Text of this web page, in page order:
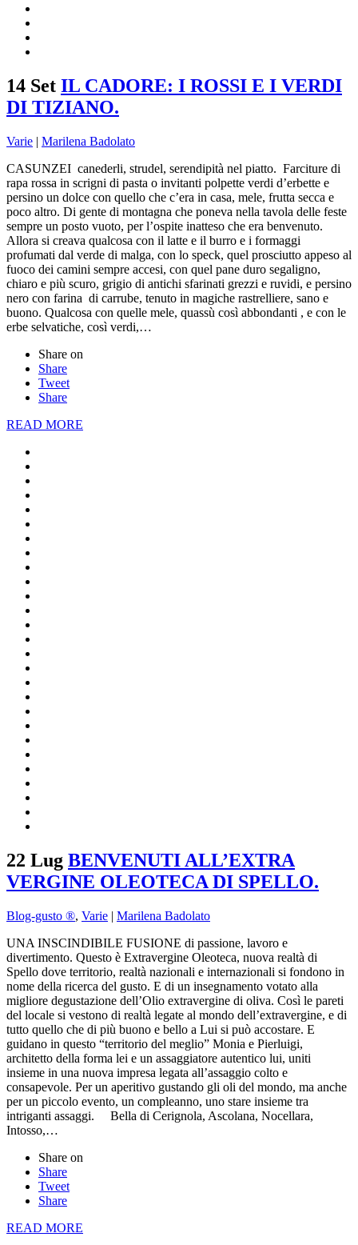
14 Set IL CADORE: I ROSSI E I VERDI
DI TIZIANO.
Varie | Marilena Badolato
CASUNZEI canederli, strudel, serendipità nel piatto. Farciture di
rapa rossa in scrigni di pasta o invitanti polpette verdi d’erbette e
persino un dolce con quello che c’era in casa, mele, frutta secca e
poco altro. Di gente di montagna che poneva nella tavola delle feste
sempre un posto vuoto, per l’ospite inatteso che era benvenuto.
Allora si creava qualcosa con il latte e il burro e i formaggi
profumati dal verde di malga, con lo speck, quel prosciutto appeso al
fuoco dei camini sempre accesi, con quel pane duro segaligno,
chiaro e più scuro, grigio di antichi sfarinati grezzi e ruvidi, e persino
nero con farina di carrube, tenuto in magiche rastrelliere, sano e
buono. Qualcosa con quelle mele, quassù così abbondanti , e con le
erbe selvatiche, così verdi,…
Share on
Share
Tweet
Share
READ MORE
22 Lug BENVENUTI ALL’EXTRA
VERGINE OLEOTECA DI SPELLO.
Blog-gusto ®, Varie | Marilena Badolato
UNA INSCINDIBILE FUSIONE di passione, lavoro e
divertimento. Questo è Extravergine Oleoteca, nuova realtà di
Spello dove territorio, realtà nazionali e internazionali si fondono in
nome della ricerca del gusto. E di un insegnamento votato alla
migliore degustazione dell’Olio extravergine di oliva. Così le pareti
del locale si vestono di realtà legate al mondo dell’extravergine, e di
tutto quello che di più buono e bello a Lui si può accostare. E
guidano in questo “territorio del meglio” Monia e Pierluigi,
architetto della forma lei e un assaggiatore autentico lui, uniti
insieme in una nuova impresa legata all’assaggio colto e
consapevole. Per un aperitivo gustando gli oli del mondo, ma anche
per un piccolo evento, un compleanno, uno stare insieme tra
intriganti assaggi. Bella di Cerignola, Ascolana, Nocellara,
Intosso,…
Share on
Share
Tweet
Share
READ MORE